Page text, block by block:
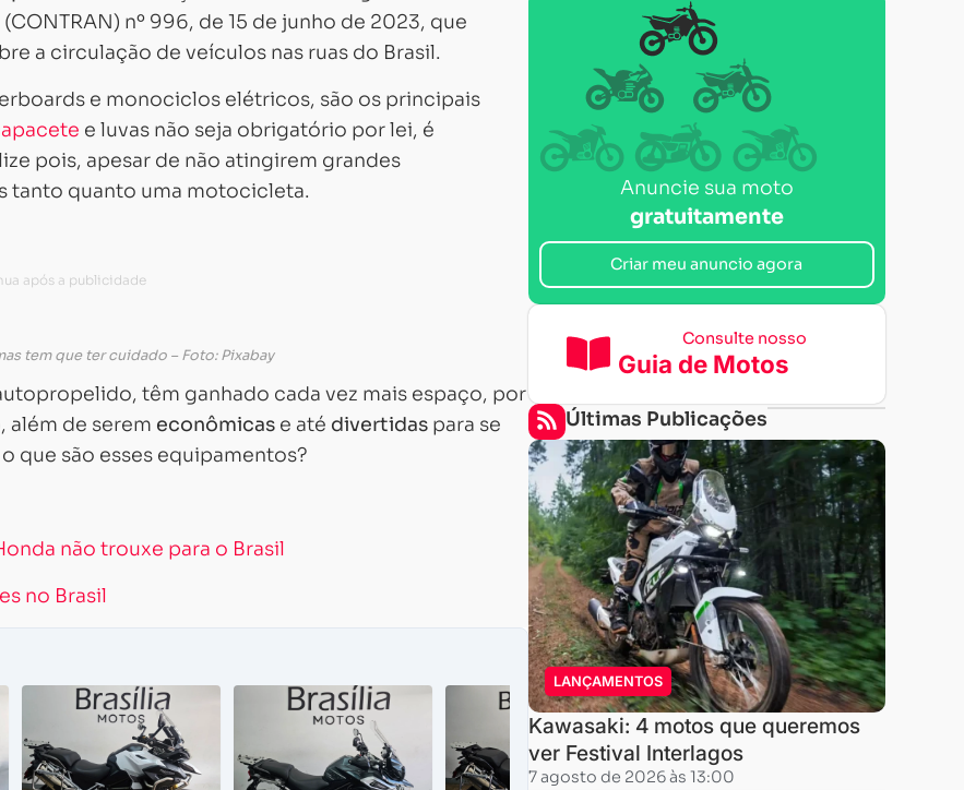
nº 996, de 15 de junho de 2023, que
a circulação de veículos nas ruas do Brasil.
e monociclos elétricos, são os principais
e luvas não seja obrigatório por lei, é
pois, apesar de não atingirem grandes
tanto quanto uma motocicleta.
tem que ter cuidado – Foto: Pixabay
têm ganhado cada vez mais espaço, por
, além de serem econômicas e até divertidas para se
que são esses equipamentos?
não trouxe para o Brasil
no Brasil
Anuncie sua moto
gratuitamente
Criar meu anuncio agora
Consulte nosso
Guia de Motos
Últimas Publicações
LANÇAMENTOS
Kawasaki: 4 motos que queremos
ver Festival Interlagos
7 agosto de 2026 às 13:00
Carregando...
Carregando...